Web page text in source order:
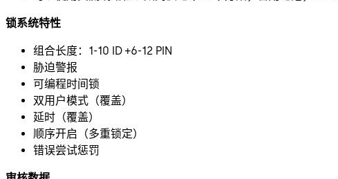
锁系统特性
组合长度：1-10 ID +6-12 PIN
胁迫警报
可编程时间锁
双用户模式（覆盖）
延时（覆盖）
顺序开启（多重锁定）
错误尝试惩罚